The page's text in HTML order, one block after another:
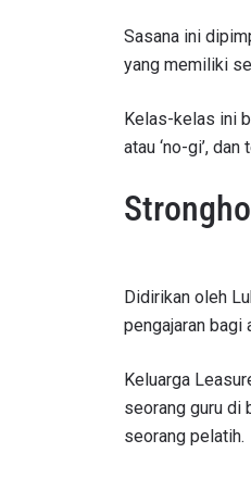
Sasana ini
yang memiliki
Kelas-kelas ini
atau ‘no-gi’,
Didirikan oleh
pengajaran bagi
Keluarga
seorang guru di
seorang pelatih.